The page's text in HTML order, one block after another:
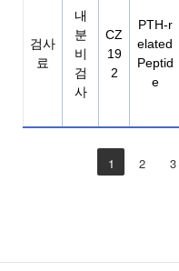
검사
료
내
분
비
검
사
CZ
19
2
PTH-r
elated
Peptid
e
1 2 3